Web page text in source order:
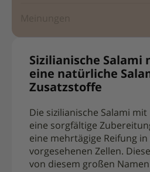
Sizilianische Salami
eine natürliche
Zusatzstoffe
Die sizilianische Salami
eine sorgfältige
eine mehrtägige Reifung
vorgesehenen Zellen.
von diesem großen